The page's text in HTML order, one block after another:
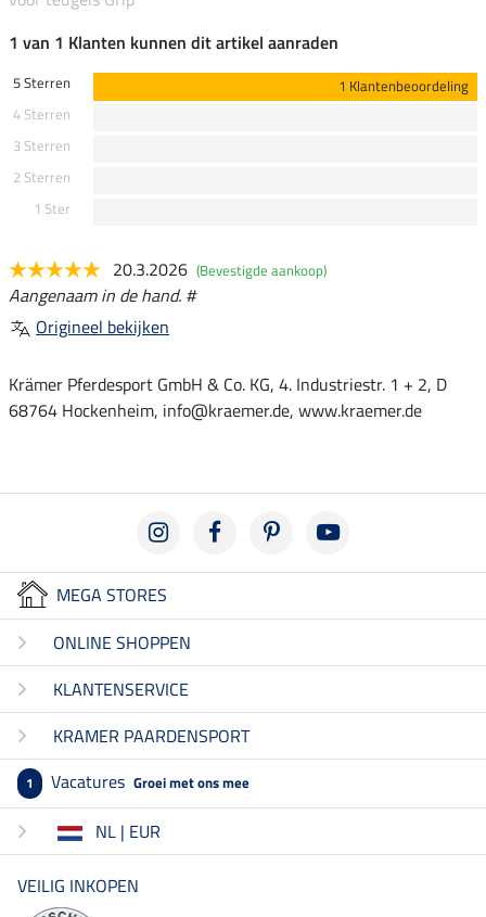
1 van 1 Klanten kunnen dit artikel aanraden
5 Sterren
1 Klantenbeoordeling
4 Sterren
3 Sterren
2 Sterren
1 Ster
20.3.2026 (Bevestigde aankoop)
Aangenaam in de hand. #
Origineel bekijken
Krämer Pferdesport GmbH & Co. KG, 4. Industriestr. 1 + 2, D
68764 Hockenheim, info@kraemer.de, www.kraemer.de
MEGA STORES
ONLINE SHOPPEN
KLANTENSERVICE
KRAMER PAARDENSPORT
1 Vacatures Groei met ons mee
NL | EUR
VEILIG INKOPEN